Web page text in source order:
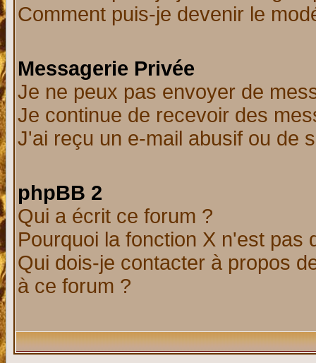
Comment puis-je devenir le
Messagerie Privée
Je ne peux pas envoyer de
Je continue de recevoir des
J'ai reçu un e-mail abusif ou de
phpBB 2
Qui a écrit ce forum ?
Pourquoi la fonction X n'est pas
Qui dois-je contacter à propos
à ce forum ?